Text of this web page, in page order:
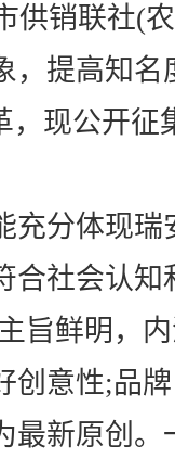
供销联社(
，提高知
，现公开
充分体现
合社会认
旨鲜明，
创意性;品
最新原创。